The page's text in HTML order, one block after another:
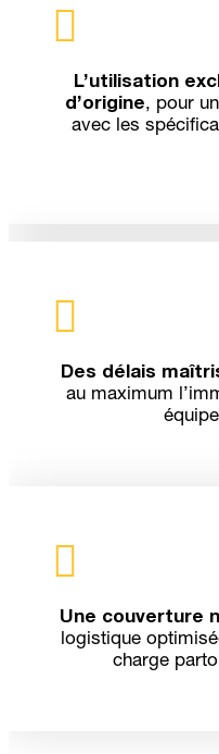

L’utilisation
d’origine, pour
avec les

Des délais
au maximum

Une couverture
logistique
charge